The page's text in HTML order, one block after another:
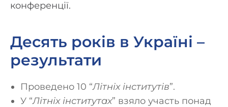
конференції.
Десять років в Україні –
результати
Проведено 10 “Літніх інститутів”.
У “Літніх інститутах” взяло участь понад